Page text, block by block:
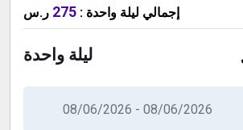
إجمالي ليلة واحدة :
275 ر.س
ليلة واحدة